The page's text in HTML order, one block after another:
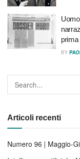
prima
BY
Articoli recenti
Numero 96 | Maggio-